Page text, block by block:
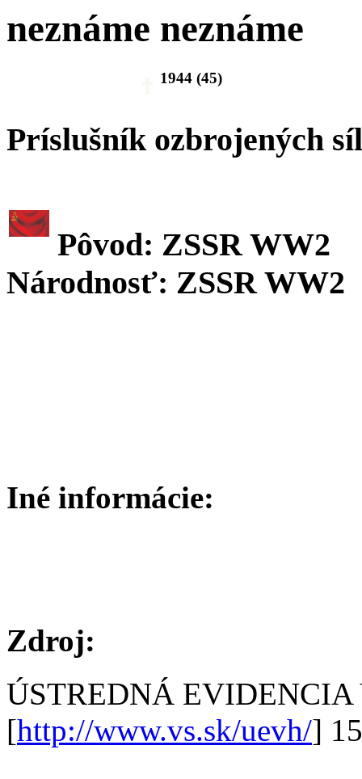
neznáme neznáme
1944 (45)
Príslušník ozbrojených síl
Pôvod: ZSSR WW2
Národnosť: ZSSR WW2
Iné informácie:
Zdroj:
ÚSTREDNÁ
[http://www.vs.sk/uevh/]